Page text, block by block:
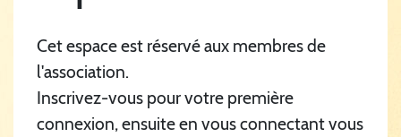
Cet espace est réservé aux membres de
l'association.
Inscrivez-vous pour votre première
connexion, ensuite en vous connectant vous